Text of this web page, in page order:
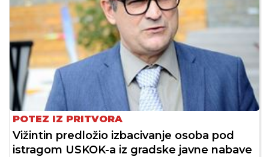
POTEZ IZ PRITVORA
Vižintin predložio izbacivanje osoba pod
istragom USKOK-a iz gradske javne nabave